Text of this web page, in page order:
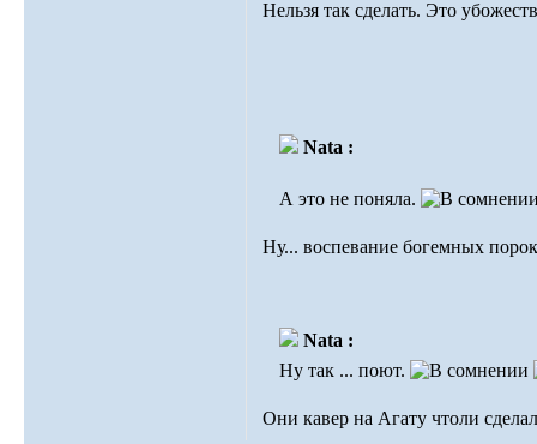
Нельзя так сделать. Это
Nata :
А это не поняла.
Ну... воспевание богемных
Nata :
Ну так ... поют.
Они кавер на Агату чтоли